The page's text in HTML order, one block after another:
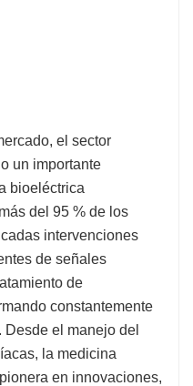
el sector
un importante
bioeléctrica
del 95 % de los
intervenciones
de señales
de
constantemente
el manejo del
la medicina
en innovaciones,